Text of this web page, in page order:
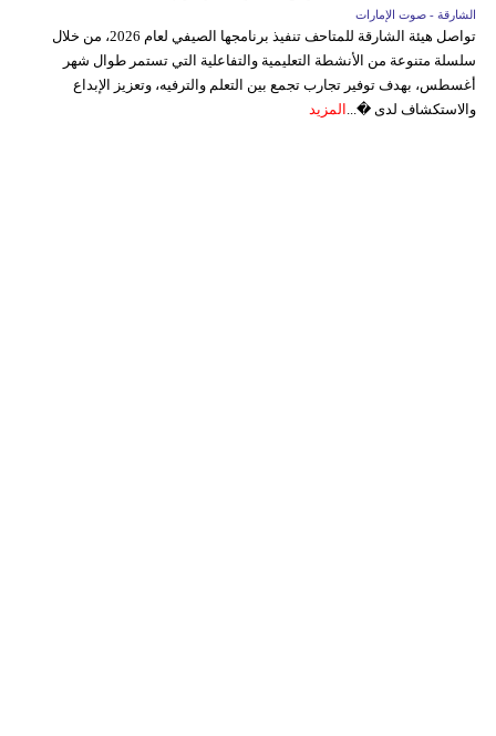
الشارقة - صوت الإمارات
تواصل هيئة الشارقة للمتاحف تنفيذ برنامجها الصيفي لعام 2026، من خلال
سلسلة متنوعة من الأنشطة التعليمية والتفاعلية التي تستمر طوال شهر
أغسطس، بهدف توفير تجارب تجمع بين التعلم والترفيه، وتعزيز الإبداع
والاستكشاف لدى �... المزيد